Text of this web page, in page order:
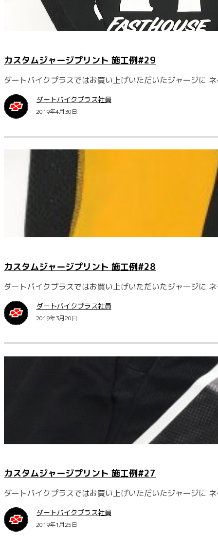
カスタムジャージプリント 施工例#29
ダートバイクプラスではお買い上げいただいたジャージに
ダートバイクプラス社員
2019年4月30日
カスタムジャージプリント 施工例#28
ダートバイクプラスではお買い上げいただいたジャージに
ダートバイクプラス社員
2019年3月20日
カスタムジャージプリント 施工例#27
ダートバイクプラスではお買い上げいただいたジャージに
ダートバイクプラス社員
2019年1月25日